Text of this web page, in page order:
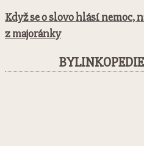
Když se o slovo hlásí
z majoránky